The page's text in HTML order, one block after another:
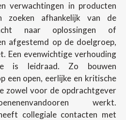
verwachtingen in producten
zoeken afhankelijk van de
naar oplossingen of
afgestemd op de doelgroep,
Een evenwichtige verhouding
is leidraad. Zo bouwen
een open, eerlijke en kritische
zowel voor de opdrachtgever
werkt.
collegiale contacten met